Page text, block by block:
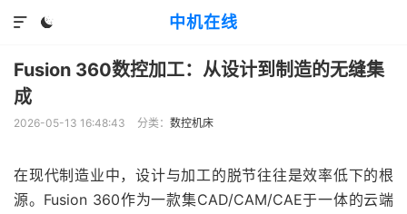
中机在线


Fusion 360数控加工：从设计到制造的无缝集
成
2026-05-13 16:48:43 分类： 数控机床
在现代制造业中，设计与加工的脱节往往是效率低下的根
源。Fusion 360作为一款集CAD/CAM/CAE于一体的云端